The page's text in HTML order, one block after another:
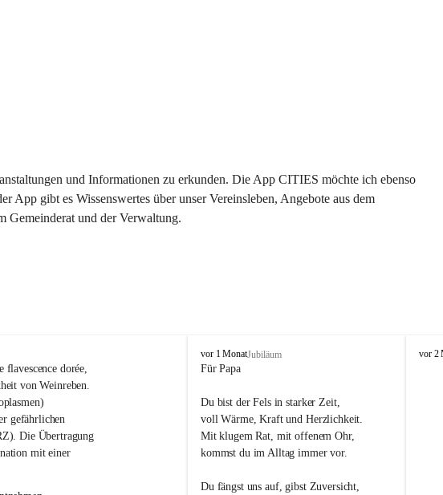
und Informationen zu erkunden. Die App CITIES möchte ich ebenso
gibt es Wissenswertes über unser Vereinsleben, Angebote aus dem
Gemeinderat und der Verwaltung.
dorée,
von Weinreben.
gefährlichen
Die Übertragung
mit einer
O
s
i
vor 1 MonatJubiläum
Für Papa
Du bist der Fels in starker Zeit,
voll Wärme, Kraft und Herzlichkeit.
Mit klugem Rat, mit offenem Ohr,
kommst du im Alltag immer vor.
Du fängst uns auf, gibst Zuversicht,
O
vor 2